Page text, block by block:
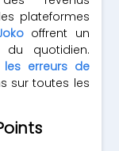
plateformes
offrent un
quotidien.
erreurs de
sur toutes les